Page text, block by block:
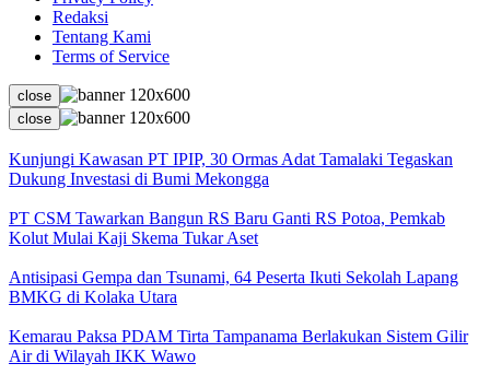
Redaksi
Tentang Kami
Terms of Service
close
close
Kunjungi Kawasan PT IPIP, 30 Ormas Adat Tamalaki Tegaskan
Dukung Investasi di Bumi Mekongga
PT CSM Tawarkan Bangun RS Baru Ganti RS Potoa, Pemkab
Kolut Mulai Kaji Skema Tukar Aset
Antisipasi Gempa dan Tsunami, 64 Peserta Ikuti Sekolah Lapang
BMKG di Kolaka Utara
Kemarau Paksa PDAM Tirta Tampanama Berlakukan Sistem Gilir
Air di Wilayah IKK Wawo